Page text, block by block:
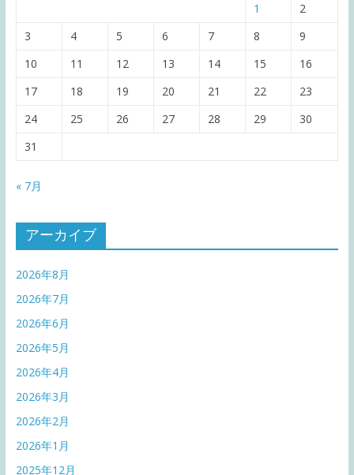
1
2
3
4 5 6 7 8
9
10
11 12 13 14 15
16
17
18 19 20 21 22
23
24
25 26 27 28 29
30
31
« 7月
アーカイブ
2026年8月
2026年7月
2026年6月
2026年5月
2026年4月
2026年3月
2026年2月
2026年1月
2025年12月